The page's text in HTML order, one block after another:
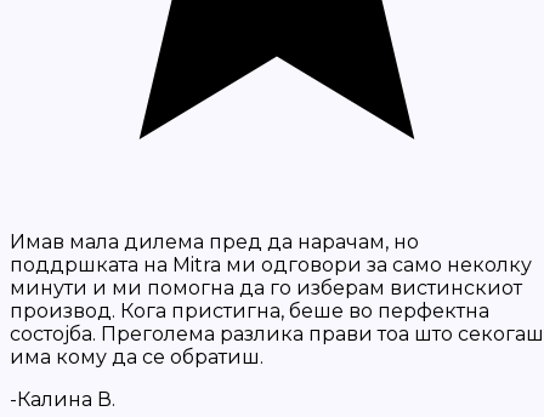
Имав мала дилема пред да нарачам, но
поддршката на Mitra ми одговори за само неколку
минути и ми помогна да го изберам вистинскиот
производ. Кога пристигна, беше во перфектна
состојба. Преголема разлика прави тоа што секогаш
има кому да се обратиш.
-Калина В.